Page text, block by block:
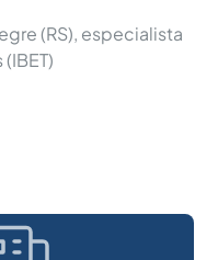
(RS), especialista